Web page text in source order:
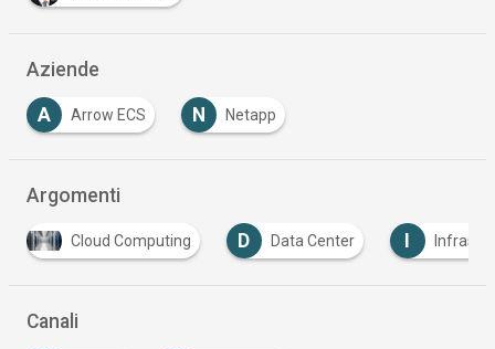
Aziende
A Arrow ECS N Netapp
Argomenti
Cloud Computing D Data Center Infrastruttura
Canali